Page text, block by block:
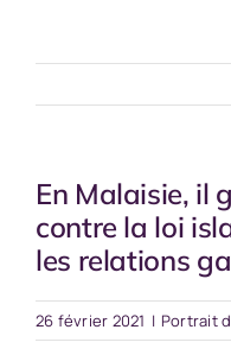
En Malaisie, il
contre la loi
les relations
26 février 2021 | Portrait